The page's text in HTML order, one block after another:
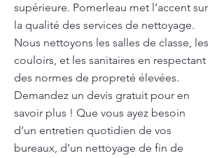
supérieure. Pomerleau met l’accent sur
la qualité des services de nettoyage.
Nous nettoyons les salles de classe, les
couloirs, et les sanitaires en respectant
des normes de propreté élevées.
Demandez un devis gratuit pour en
savoir plus ! Que vous ayez besoin
d’un entretien quotidien de vos
bureaux, d’un nettoyage de fin de